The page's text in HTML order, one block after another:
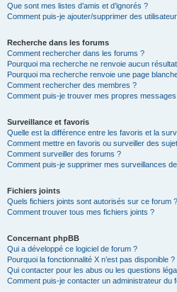
Que sont mes listes d’amis et d’ignorés ?
Comment puis-je ajouter/supprimer des
Recherche dans les forums
Comment rechercher dans les forums ?
Pourquoi ma recherche ne renvoie aucun
Pourquoi ma recherche renvoie une page
Comment rechercher des membres ?
Comment puis-je trouver mes propres
Surveillance et favoris
Quelle est la différence entre les favoris et la
Comment mettre en favoris ou surveiller des
Comment surveiller des forums ?
Comment puis-je supprimer mes surveillances
Fichiers joints
Quels fichiers joints sont autorisés sur ce forum ?
Comment trouver tous mes fichiers joints ?
Concernant phpBB
Qui a développé ce logiciel de forum ?
Pourquoi la fonctionnalité X n’est pas disponible ?
Qui contacter pour les abus ou les questions
Comment puis-je contacter un administrateur du